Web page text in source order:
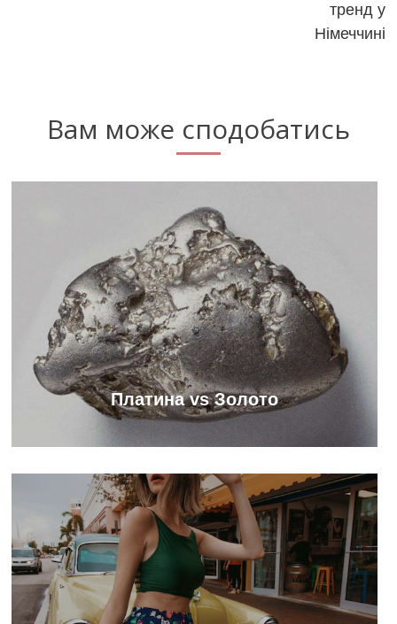
тренд у
Німеччині
Вам може сподобатись
Платина vs Золото